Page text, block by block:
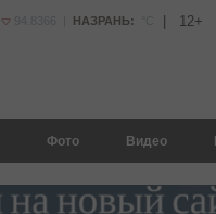
НАЗРАНЬ: 12+
Фото Видео